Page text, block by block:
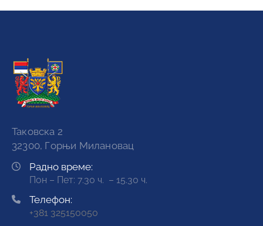
Таковска 2
32300, Горњи Милановац
Радно време:
Пон – Пет: 7.30 ч. – 15.30 ч.
Телефон:
+381 325150050